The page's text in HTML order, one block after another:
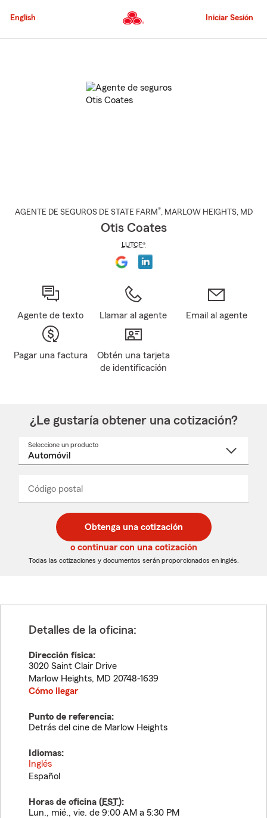
al
principal
English Iniciar Sesión
AGENTE DE SEGUROS DE STATE FARM®, MARLOW HEIGHTS, MD
Otis Coates
LUTCF®
Agente de texto Llamar al agente Email al agente
Pagar una factura
Obtén una tarjeta
de identificación
¿Le gustaría obtener una cotización?
Seleccione un producto
desplegable
Código postal
de
5
dígitos
de
5
dígitos
_____
Obtenga una cotización
o continuar con una cotización
Todas las cotizaciones y documentos serán proporcionados en inglés.
Detalles de la oficina:
Dirección física:
3020 Saint Clair Drive
Marlow Heights, MD 20748-1639
Cómo llegar
Punto de referencia:
Detrás del cine de Marlow Heights
Idiomas:
Inglés
Español
Horas de oficina (EST):
Lun., mié., vie. de 9:00 AM a 5:30 PM